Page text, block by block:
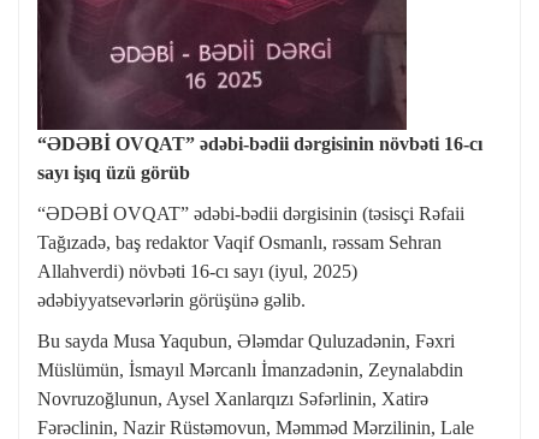
“ƏDƏBİ OVQAT” ədəbi-bədii dərgisinin növbəti 16-cı
sayı işıq üzü görüb
“ƏDƏBİ OVQAT” ədəbi-bədii dərgisinin (təsisçi Rəfaii
Tağızadə, baş redaktor Vaqif Osmanlı, rəssam Sehran
Allahverdi) növbəti 16-cı sayı (iyul, 2025)
ədəbiyyatsevərlərin görüşünə gəlib.
Bu sayda Musa Yaqubun, Ələmdar Quluzadənin, Fəxri
Müslümün, İsmayıl Mərcanlı İmanzadənin, Zeynalabdin
Novruzoğlunun, Aysel Xanlarqızı Səfərlinin, Xatirə
Fərəclinin, Nazir Rüstəmovun, Məmməd Mərzilinin, Lale